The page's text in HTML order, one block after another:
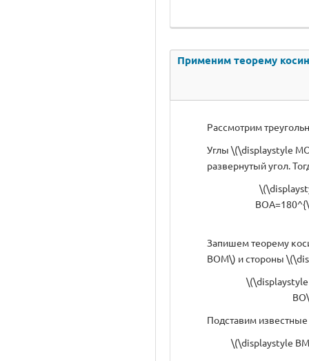
Применим теорему
Рассмотрим
Углы \(\displaystyle
развернутый угол.
Запишем теорему
BOM\) и стороны
Подставим известные
\(\displaystyle